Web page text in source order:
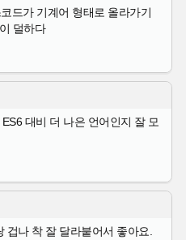
드가 기계어 형태로 올라가기
덜하다
대비 더 나은 언어인지 잘 모
겁나 착 잘 달라붙어서 좋아요.